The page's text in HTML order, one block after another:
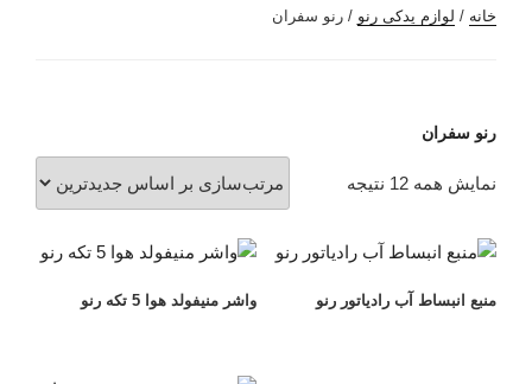
خانه / لوازم یدکی رنو / رنو سفران
رنو سفران
نمایش همه 12 نتیجه
مرتب‌سازی
جدیدترین
منبع انبساط آب رادیاتور رنو واشر منیفولد هوا 5 تکه رنو